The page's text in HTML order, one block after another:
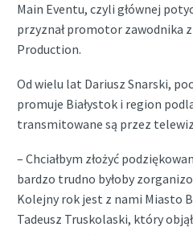
Main Eventu, czyli głównej
przyznał promotor zawodnika
Production.
Od wielu lat Dariusz Snarski,
promuje Białystok i region
transmitowane są przez
– Chciałbym złożyć
bardzo trudno byłoby
Kolejny rok jest z nami Miasto
Tadeusz Truskolaski, który